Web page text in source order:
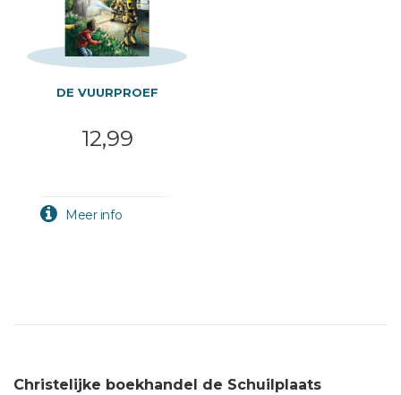
DE VUURPROEF
12,99
Christelijke boekhandel de Schuilplaats